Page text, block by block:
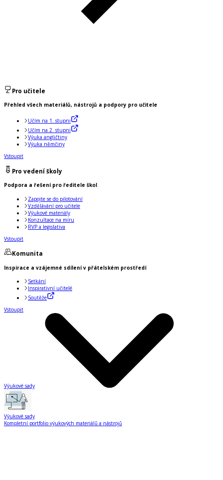
Pro učitele
Přehled všech materiálů, nástrojů a podpory pro učitele
Učím na 1. stupni
Učím na 2. stupni
Výuka angličtiny
Výuka němčiny
Vstoupit
Pro vedení školy
Podpora a řešení pro ředitele škol
Zapojte se do pilotování
Vzdělávání pro učitele
Výukové materiály
Konzultace na míru
RVP a legislativa
Vstoupit
Komunita
Inspirace a vzájemné sdílení v přátelském prostředí
Setkání
Inspirativní učitelé
Soutěže
Vstoupit
Výukové sady
Výukové sady
Kompletní portfolio výukových materiálů a nástrojů